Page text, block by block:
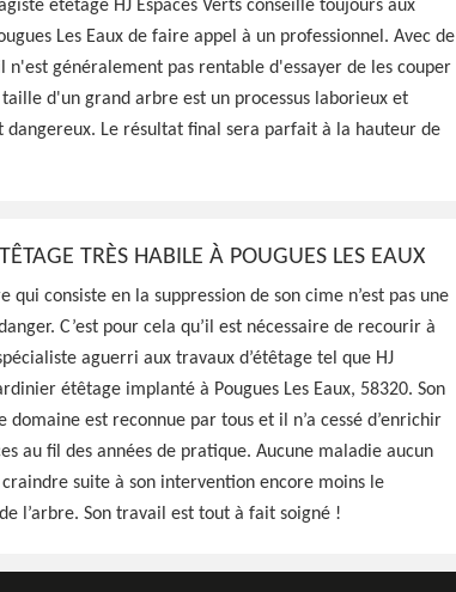
58320
HJ Espaces Verts est
de vos arbres, travaux
étêtage HJ Espaces Verts conseille toujours aux
Les Eaux de faire appel à un professionnel. Avec de
n'est généralement pas rentable d'essayer de les couper
d'un grand arbre est un processus laborieux et
dangereux. Le résultat final sera parfait à la hauteur de
TRÈS HABILE À POUGUES LES EAUX
qui consiste en la suppression de son cime n’est pas une
C’est pour cela qu’il est nécessaire de recourir à
aguerri aux travaux d’étêtage tel que HJ
étêtage implanté à Pougues Les Eaux, 58320. Son
domaine est reconnue par tous et il n’a cessé d’enrichir
au fil des années de pratique. Aucune maladie aucun
craindre suite à son intervention encore moins le
l’arbre. Son travail est tout à fait soigné !